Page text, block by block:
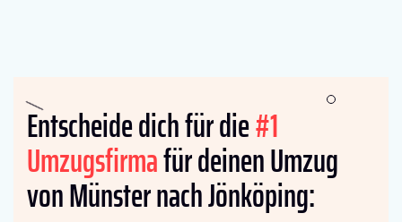
Entscheide dich für die#1
Umzugsfirmafür deinen Umzug
von Münster nach Jönköping: